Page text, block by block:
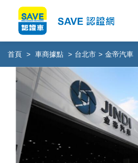
首頁 > 車商據點 > 台北市 > 金帝汽車